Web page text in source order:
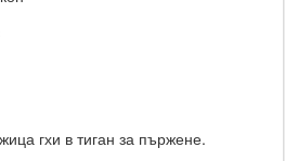
гхи в тиган за пържене.